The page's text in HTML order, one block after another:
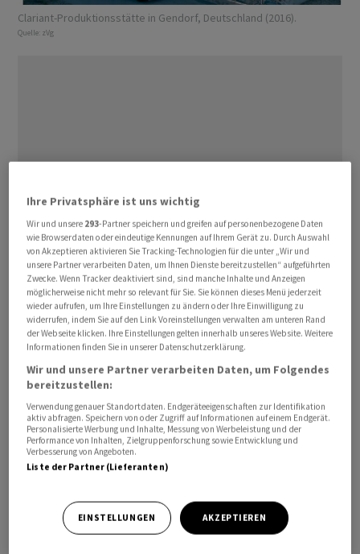
Clariant-Produktionsstätte in Gendorf, Deutschland (2016).
Quelle: zVg
Die Werke in der Inneren Mongolei und in der Provinz
Hubei verfügen über Kapazitäten von 100'000 und
120'000 Tonnen pro Jahr. Die Technologie ermöglicht
laut Clariant eine höhere Effizienz und Produktqualität,
wie das Unternehmen am Mittwoch mitteilte.
(AWP)
Ihre Privatsphäre ist uns wichtig
Wir und unsere 293-Partner speichern und greifen auf personenbezogene Daten
wie Browserdaten oder eindeutige Kennungen auf Ihrem Gerät zu. Durch Auswahl
von Akzeptieren aktivieren Sie Tracking-Technologien für die unter „Wir und
unsere Partner verarbeiten Daten, um Ihnen Dienste bereitzustellen“ aufgeführten
Zwecke. Wenn Tracker deaktiviert sind, sind manche Inhalte und Anzeigen
möglicherweise nicht mehr so relevant für Sie. Sie können dieses Menü jederzeit
wieder aufrufen, um Ihre Einstellungen zu ändern oder Ihre Einwilligung zu
widerrufen, indem Sie auf den Link Voreinstellungen verwalten am unteren Rand
der Webseite klicken. Ihre Einstellungen gelten innerhalb unseres Website. Weitere
Informationen finden Sie in unserer Datenschutzerklärung.
Wir und unsere Partner verarbeiten Daten, um Folgendes
bereitzustellen:
Verwendung genauer Standortdaten. Endgeräteeigenschaften zur Identifikation
aktiv abfragen. Speichern von oder Zugriff auf Informationen auf einem Endgerät.
Personalisierte Werbung und Inhalte, Messung von Werbeleistung und der
Performance von Inhalten, Zielgruppenforschung sowie Entwicklung und
Verbesserung von Angeboten.
Liste der Partner (Lieferanten)
EINSTELLUNGEN AKZEPTIEREN